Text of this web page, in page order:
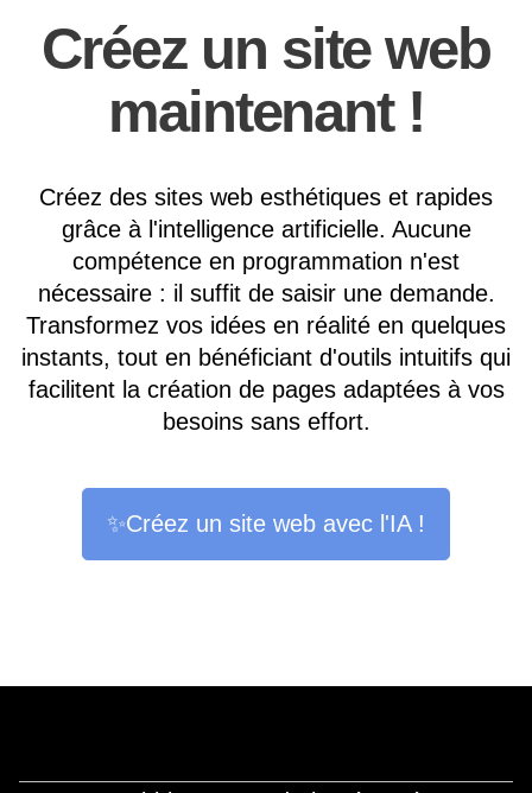
Créez un site web
maintenant !
Créez des sites web esthétiques et rapides
grâce à l'intelligence artificielle. Aucune
compétence en programmation n'est
nécessaire : il suffit de saisir une demande.
Transformez vos idées en réalité en quelques
instants, tout en bénéficiant d'outils intuitifs qui
facilitent la création de pages adaptées à vos
besoins sans effort.
✨Créez un site web avec l'IA !